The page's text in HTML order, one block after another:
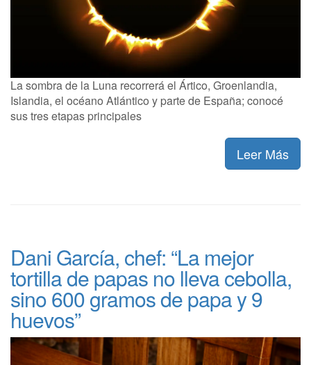
La sombra de la Luna recorrerá el Ártico, Groenlandia,
Islandia, el océano Atlántico y parte de España; conocé
sus tres etapas principales
Leer Más
Dani García, chef: “La mejor
tortilla de papas no lleva cebolla,
sino 600 gramos de papa y 9
huevos”